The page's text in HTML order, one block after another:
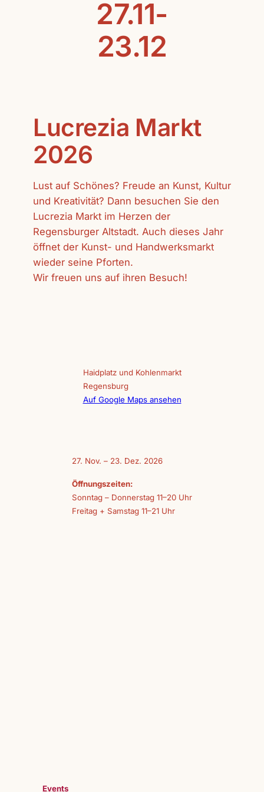
27.11-
23.12
Lucrezia Markt
2026
Lust auf Schönes? Freude an Kunst, Kultur
und Kreativität? Dann besuchen Sie den
Lucrezia Markt im Herzen der
Regensburger Altstadt. Auch dieses Jahr
öffnet der Kunst- und Handwerksmarkt
wieder seine Pforten.
Wir freuen uns auf ihren Besuch!
Haidplatz und Kohlenmarkt
Regensburg
Auf Google Maps ansehen
27. Nov. – 23. Dez. 2026
Öffnungszeiten:
Sonntag – Donnerstag 11–20 Uhr
Freitag + Samstag 11–21 Uhr
Events